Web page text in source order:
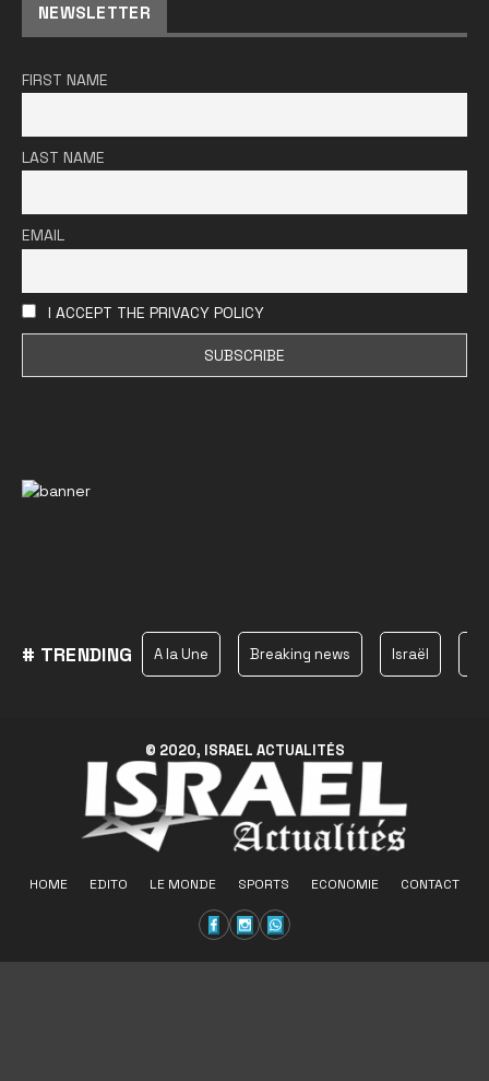
NEWSLETTER
FIRST NAME
LAST NAME
EMAIL
I ACCEPT THE PRIVACY POLICY
# TRENDING A la Une Breaking news Israël
© 2020, ISRAEL ACTUALITÉS
HOME EDITO LE MONDE SPORTS ECONOMIE CONTACT